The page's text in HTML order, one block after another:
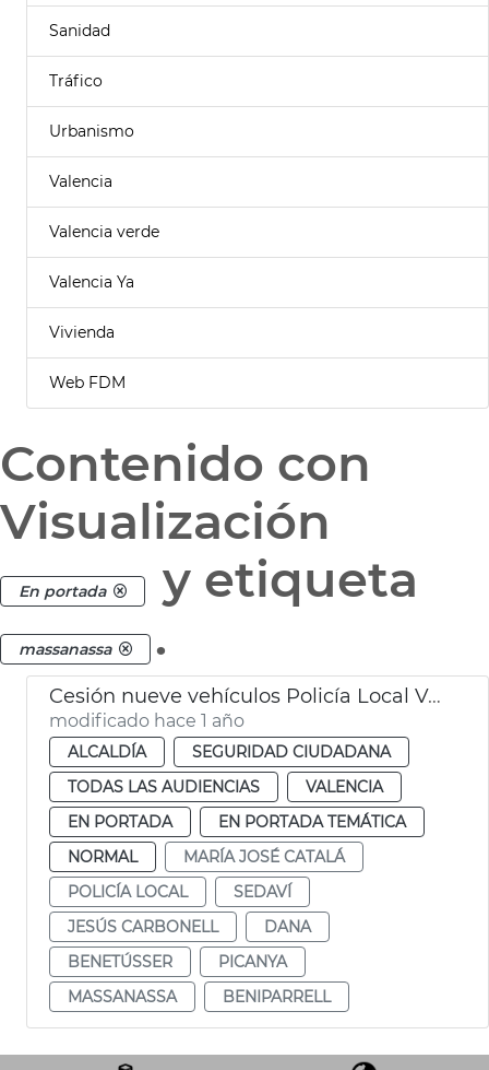
Sanidad
Tráfico
Urbanismo
Valencia
Valencia verde
Valencia Ya
Vivienda
Web FDM
Contenido con
Visualización
En portada y etiqueta
massanassa .
Cesión nueve vehículos Policía Local València municipios afectados dana
modificado hace 1 año
ALCALDÍA
SEGURIDAD CIUDADANA
TODAS LAS AUDIENCIAS
VALENCIA
EN PORTADA
EN PORTADA TEMÁTICA
NORMAL
MARÍA JOSÉ CATALÁ
POLICÍA LOCAL
SEDAVÍ
JESÚS CARBONELL
DANA
BENETÚSSER
PICANYA
MASSANASSA
BENIPARRELL